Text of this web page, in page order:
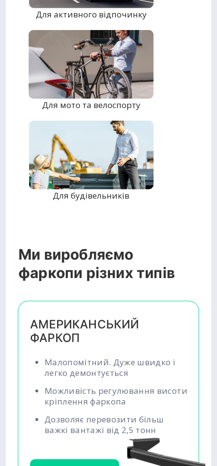
Для активного відпочинку
Для мото та велоспорту
Для будівельників
Ми виробляємо
фаркопи різних типів
АМЕРИКАНСЬКИЙ
ФАРКОП
Малопомітний. Дуже швидко і
легко демонтується
Можливість регулювання висоти
кріплення фаркопа
Дозволяє перевозити більш
важкі вантажі від 2,5 тонн